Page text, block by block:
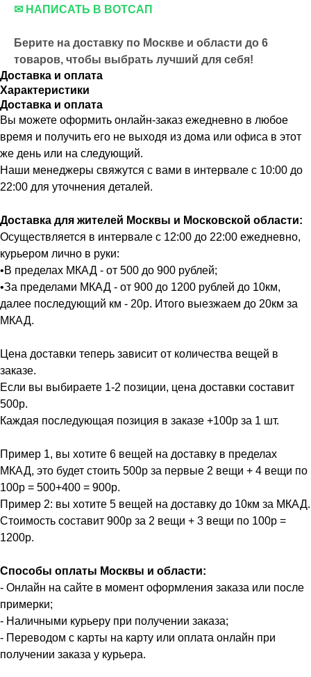
✉ НАПИСАТЬ В ВОТСАП
Берите на доставку по Москве и области до 6
товаров, чтобы выбрать лучший для себя!
Доставка и оплата
Характеристики
Доставка и оплата
Вы можете оформить онлайн-заказ ежедневно в любое
время и получить его не выходя из дома или офиса в этот
же день или на следующий.
Наши менеджеры свяжутся с вами в интервале с 10:00 до
22:00 для уточнения деталей.
Доставка для жителей Москвы и Московской области:
Осуществляется в интервале с 12:00 до 22:00 ежедневно,
курьером лично в руки:
•В пределах МКАД - от 500 до 900 рублей;
•За пределами МКАД - от 900 до 1200 рублей до 10км,
далее последующий км - 20р. Итого выезжаем до 20км за
МКАД.
Цена доставки теперь зависит от количества вещей в
заказе.
Если вы выбираете 1-2 позиции, цена доставки составит
500р.
Каждая последующая позиция в заказе +100р за 1 шт.
Пример 1, вы хотите 6 вещей на доставку в пределах
МКАД, это будет стоить 500р за первые 2 вещи + 4 вещи по
100р = 500+400 = 900р.
Пример 2: вы хотите 5 вещей на доставку до 10км за МКАД.
Стоимость составит 900р за 2 вещи + 3 вещи по 100р =
1200р.
Способы оплаты Москвы и области:
- Онлайн на сайте в момент оформления заказа или после
примерки;
- Наличными курьеру при получении заказа;
- Переводом с карты на карту или оплата онлайн при
получении заказа у курьера.